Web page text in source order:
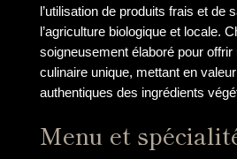
l’utilisation de produits frais et de
l’agriculture biologique et locale.
soigneusement élaboré pour
culinaire unique, mettant en
authentiques des ingrédients
Menu et